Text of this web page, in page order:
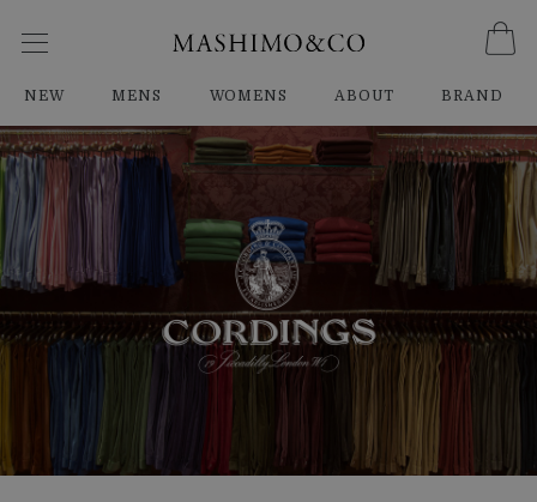
NEW MENS WOMENS ABOUT BRAND